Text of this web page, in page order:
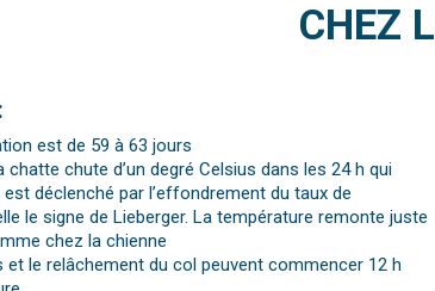
CHEZ
est de 59 à 63 jours
chute d’un degré Celsius dans les 24 h qui
déclenché par l’effondrement du taux de
le signe de Lieberger. La température remonte juste
chez la chienne
et le relâchement du col peuvent commencer 12 h